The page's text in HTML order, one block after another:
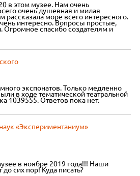
в этом музее. Нам очень
очень душевная и милая
рассказала море всего интересного.
интересно. Вопросы простые,
Огромное спасибо создателям и
экспонатов. Только медленно
в ходе тематической театральной
1039555. Ответов пока нет.
«Экспериментаниум»
в ноябре 2019 года!!! Наши
до сих пор! Куда писать?